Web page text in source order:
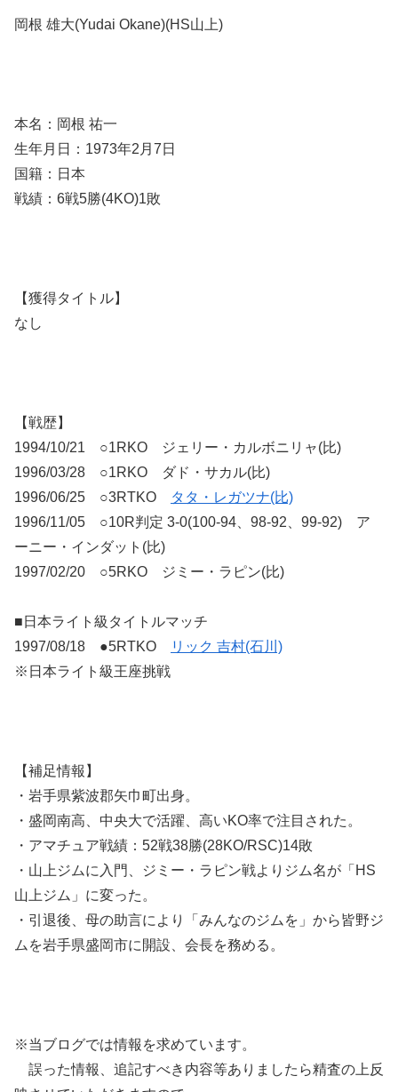
岡根 雄大(Yudai Okane)(HS山上)
本名：岡根 祐一
生年月日：1973年2月7日
国籍：日本
戦績：6戦5勝(4KO)1敗
【獲得タイトル】
なし
【戦歴】
1994/10/21 ○1RKO ジェリー・カルボニリャ(比)
1996/03/28 ○1RKO ダド・サカル(比)
1996/06/25 ○3RTKO
タタ・レガツナ(比)
1996/11/05 ○10R判定 3-0(100-94、98-92、99-92) ア
ーニー・インダット(比)
1997/02/20 ○5RKO ジミー・ラピン(比)
■日本ライト級タイトルマッチ
1997/08/18 ●5RTKO
リック 吉村(石川)
※日本ライト級王座挑戦
【補足情報】
・岩手県紫波郡矢巾町出身。
・盛岡南高、中央大で活躍、高いKO率で注目された。
・アマチュア戦績：52戦38勝(28KO/RSC)14敗
・山上ジムに入門、ジミー・ラピン戦よりジム名が「HS
山上ジム」に変った。
・引退後、母の助言により「みんなのジムを」から皆野ジ
ムを岩手県盛岡市に開設、会長を務める。
※当ブログでは情報を求めています。
誤った情報、追記すべき内容等ありましたら精査の上反